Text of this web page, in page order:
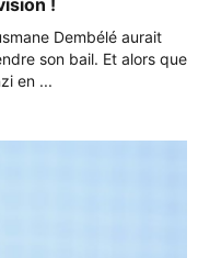
Dembélé aurait
son bail. Et alors que
en ...